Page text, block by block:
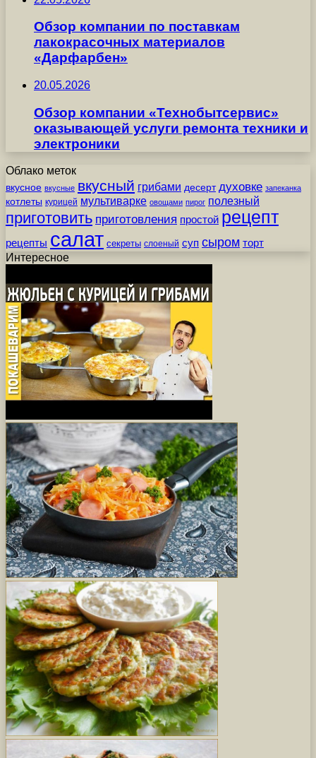
Обзор компании по поставкам
лакокрасочных материалов
«Дарфарбен»
20.05.2026
Обзор компании «Технобытсервис»
оказывающей услуги ремонта техники и
электроники
Облако меток
вкусное вкусные вкусный грибами десерт духовке запеканка
котлеты курицей мультиварке овощами пирог полезный
приготовить приготовления простой рецепт
рецепты салат секреты слоеный суп сыром торт
Интересное